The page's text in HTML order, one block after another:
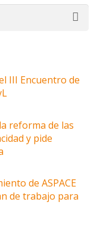
III Encuentro de
reforma de las
y pide
de ASPACE
de trabajo para